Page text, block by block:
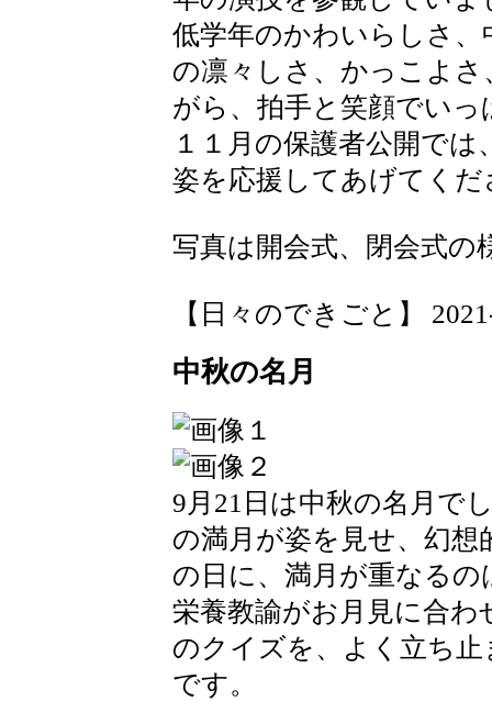
低学年のかわいらしさ、
の凛々しさ、かっこよ
がら、拍手と笑顔でい
１１月の保護者公開で
姿を応援してあげてくだ
写真は開会式、閉会式の
【日々のできごと】
中秋の名月
9月21日は中秋の名月で
の満月が姿を見せ、幻
の日に、満月が重なる
栄養教諭がお月見に合
のクイズを、よく立ち
です。